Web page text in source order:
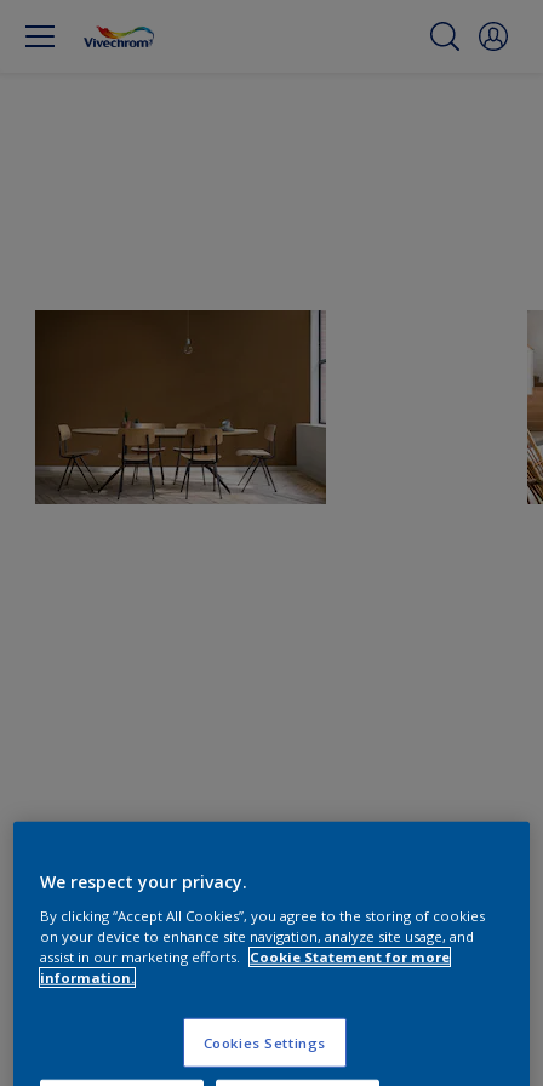
We respect your privacy.
By clicking “Accept All Cookies”, you agree to the storing of cookies
on your device to enhance site navigation, analyze site usage, and
assist in our marketing efforts.
Cookie Statement for more
information.
Cookies Settings